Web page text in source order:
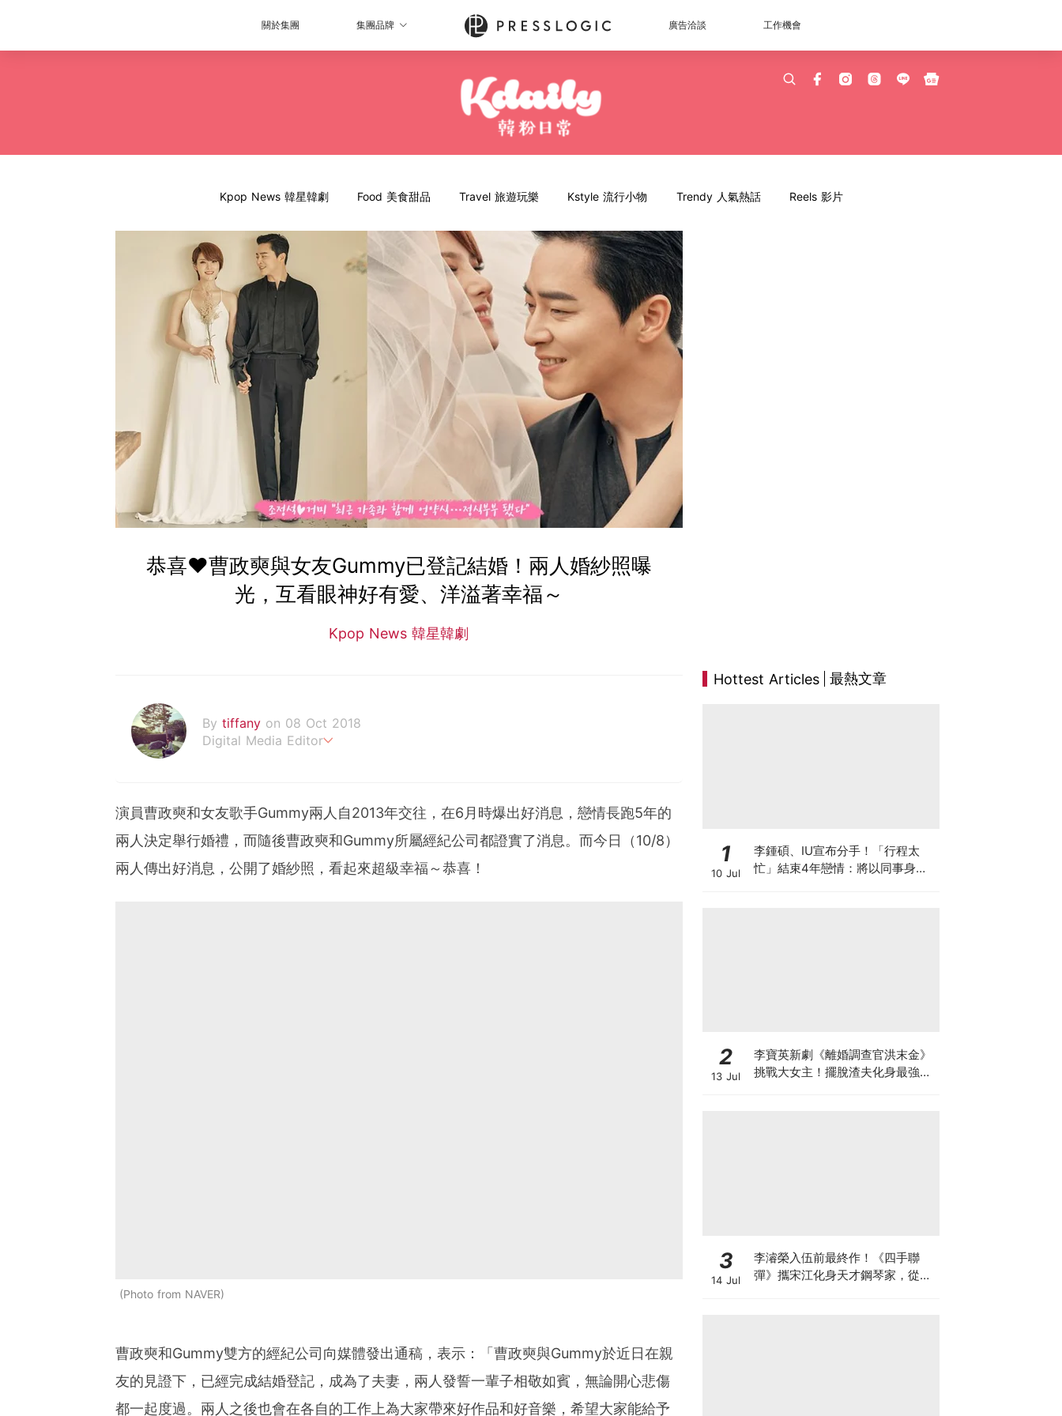
關於集團 集團品牌 廣告洽談 工作機會
Kpop News 韓星韓劇 Food 美食甜品 Travel 旅遊玩樂 Kstyle 流行小物 Trendy 人氣熱話 Reels 影片
恭喜❤曹政奭與女友Gummy已登記結婚！兩人婚紗照曝
光，互看眼神好有愛、洋溢著幸福～
Kpop News 韓星韓劇
By tiffany on 08 Oct 2018
Digital Media Editor
演員曹政奭和女友歌手Gummy兩人自2013年交往，在6月時爆出好消息，戀情長跑5年的
兩人決定舉行婚禮，而隨後曹政奭和Gummy所屬經紀公司都證實了消息。而今日（10/8）
兩人傳出好消息，公開了婚紗照，看起來超級幸福～恭喜！
Photo from NAVER
曹政奭和Gummy雙方的經紀公司向媒體發出通稿，表示：「曹政奭與Gummy於近日在親
友的見證下，已經完成結婚登記，成為了夫妻，兩人發誓一輩子相敬如賓，無論開心悲傷
都一起度過。兩人之後也會在各自的工作上為大家帶來好作品和好音樂，希望大家能給予
Hottest Articles 最熱文章
1
10 Jul
李鍾碩、IU宣布分手！「行程太
忙」結束4年戀情：將以同事身分
2
13 Jul
李寶英新劇《離婚調查官洪末金》
挑戰大女主！擺脫渣夫化身最強單
3
14 Jul
李濬榮入伍前最終作！《四手聯
彈》攜宋江化身天才鋼琴家，從宿